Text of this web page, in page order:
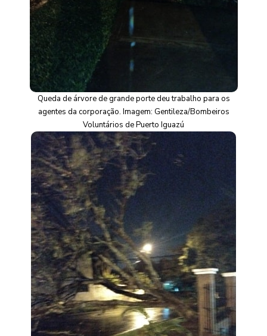
Queda de árvore de grande porte deu trabalho para os
agentes da corporação. Imagem: Gentileza/Bombeiros
Voluntários de Puerto Iguazú